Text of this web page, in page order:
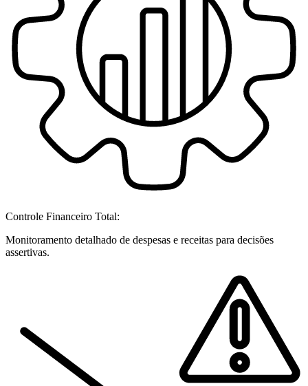
Controle Financeiro Total:
Monitoramento detalhado de despesas e receitas para decisões
assertivas.